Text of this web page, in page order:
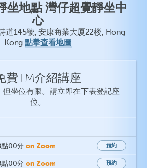
坐地點 灣仔超覺靜坐中
心
道145號, 安康商業大厦22楼, Hong
Kong 點擊查看地圖
費TM介紹講座
但坐位有限。請立即在下表登記座
位。
點00分 on Zoom 預約
點00分 on Zoom 預約